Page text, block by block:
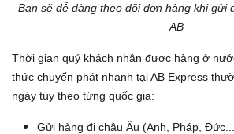
Bạn sẽ dễ dàng theo dõi đơn hàng khi gửi
AB
Thời gian quý khách nhận được hàng ở
thức chuyển phát nhanh tại AB Express
ngày tùy theo từng quốc gia:
Gửi hàng đi châu Âu (Anh, Pháp,